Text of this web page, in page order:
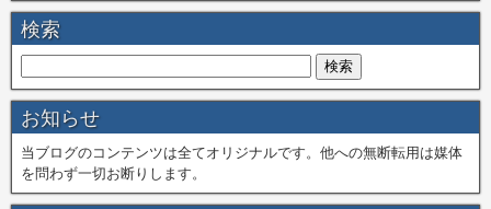
検索
お知らせ
当ブログのコンテンツは全てオリジナルです。他への無断転用は媒体
を問わず一切お断りします。